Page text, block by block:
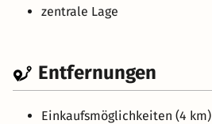
zentrale Lage
Entfernungen
Einkaufsmöglichkeiten (4 km)